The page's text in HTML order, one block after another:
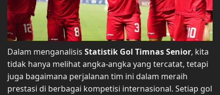
Dalam menganalisis Statistik Gol Timnas Senior, kita
tidak hanya melihat angka-angka yang tercatat, tetapi
juga bagaimana perjalanan tim ini dalam meraih
prestasi di berbagai kompetisi internasional. Setiap gol